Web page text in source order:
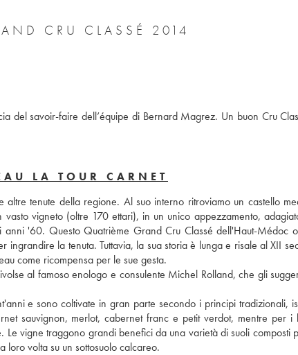
CHÂTEAU LA TOUR CARNET 4ÈME GRAND CRU CLASSÉ 2014
del savoir-faire dell’équipe di Bernard Magrez. Un buon Cru
LA TOUR CARNET
tenute della regione. Al suo interno ritroviamo un castello
vigneto (oltre 170 ettari), in un unico appezzamento,
anni '60. Questo Quatrième Grand Cru Classé dell'Haut-Médoc
la tenuta. Tuttavia, la sua storia è lunga e risale al XII
come ricompensa per le sue gesta.
al famoso enologo e consulente Michel Rolland, che gli
e sono coltivate in gran parte secondo i principi tradizionali,
sauvignon, merlot, cabernet franc e petit verdot, mentre per i
vigne traggono grandi benefici da una varietà di suoli composti
volta su un sottosuolo calcareo.